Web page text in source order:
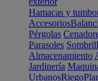
Hamacas y
Accesorios
Pérgolas
Parasoles
Almacenamiento
Jardinería
UrbanosRiego